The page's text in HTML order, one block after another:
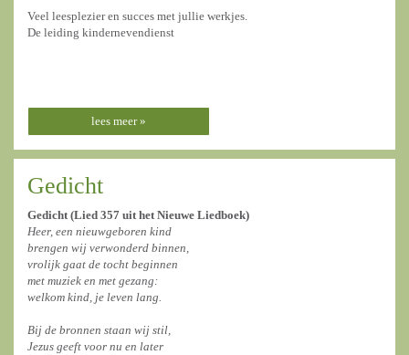
Veel leesplezier en succes met jullie werkjes.
De leiding kindernevendienst
lees meer »
Gedicht
Gedicht (Lied 357 uit het Nieuwe Liedboek)
Heer, een nieuwgeboren kind
brengen wij verwonderd binnen,
vrolijk gaat de tocht beginnen
met muziek en met gezang:
welkom kind, je leven lang.
Bij de bronnen staan wij stil,
Jezus geeft voor nu en later